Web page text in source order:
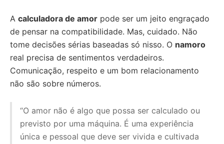
A calculadora de amor pode ser um jeito engraçado
de pensar na compatibilidade. Mas, cuidado. Não
tome decisões sérias baseadas só nisso. O namoro
real precisa de sentimentos verdadeiros.
Comunicação, respeito e um bom relacionamento
não são sobre números.
“O amor não é algo que possa ser calculado ou
previsto por uma máquina. É uma experiência
única e pessoal que deve ser vivida e cultivada